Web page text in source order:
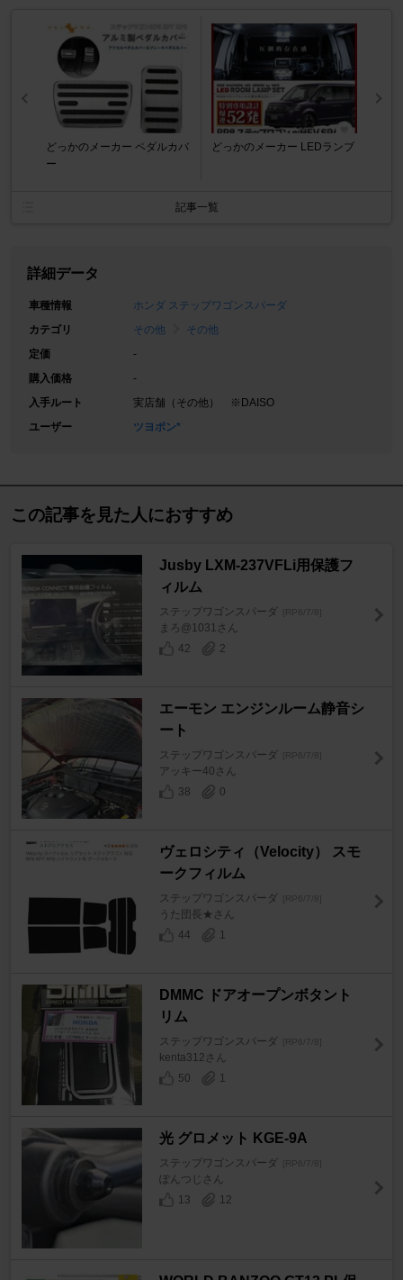
どっかのメーカー ペダルカバ
ー
どっかのメーカー LEDランブ
記事一覧
詳細データ
車種情報
ホンダ ステップワゴンスパーダ
カテゴリ
その他
その他
定価
-
購入価格
-
入手ルート
実店舗（その他） ※DAISO
ユーザー
ツヨポン*
この記事を見た人におすすめ
Jusby LXM-237VFLi用保護フ
ィルム
ステップワゴンスパーダ [RP6/7/8]
まろ@1031さん
42
2
エーモン エンジンルーム静音シ
ート
ステップワゴンスパーダ [RP6/7/8]
アッキー40さん
38
0
ヴェロシティ（Velocity） スモ
ークフィルム
ステップワゴンスパーダ [RP6/7/8]
うた団長★さん
44
1
DMMC ドアオープンボタント
リム
ステップワゴンスパーダ [RP6/7/8]
kenta312さん
50
1
光 グロメット KGE-9A
ステップワゴンスパーダ [RP6/7/8]
ぽんつじさん
13
12